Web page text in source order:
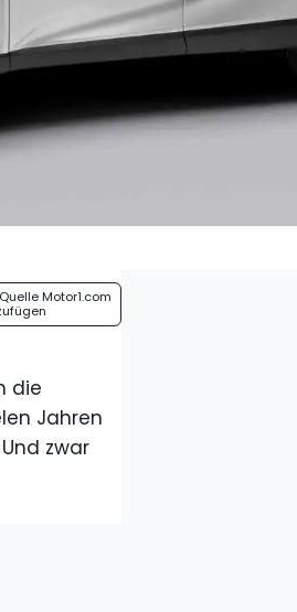
Motor1.com
die
Jahren
zwar